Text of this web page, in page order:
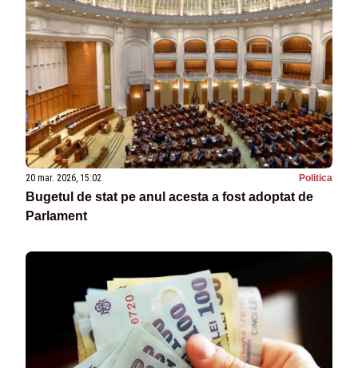
20 mar. 2026, 15:02 Politica
Bugetul de stat pe anul acesta a fost adoptat de
Parlament